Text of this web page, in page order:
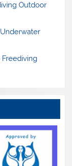
Outdoor
Freediving